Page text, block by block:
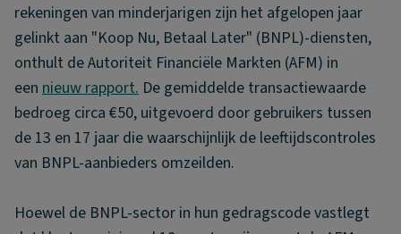
rekeningen van minderjarigen zijn het afgelopen jaar
gelinkt aan "Koop Nu, Betaal Later" (BNPL)-diensten,
onthult de Autoriteit Financiële Markten (AFM) in
een nieuw rapport. De gemiddelde transactiewaarde
bedroeg circa €50, uitgevoerd door gebruikers tussen
de 13 en 17 jaar die waarschijnlijk de leeftijdscontroles
van BNPL-aanbieders omzeilden.
Hoewel de BNPL-sector in hun gedragscode vastlegt